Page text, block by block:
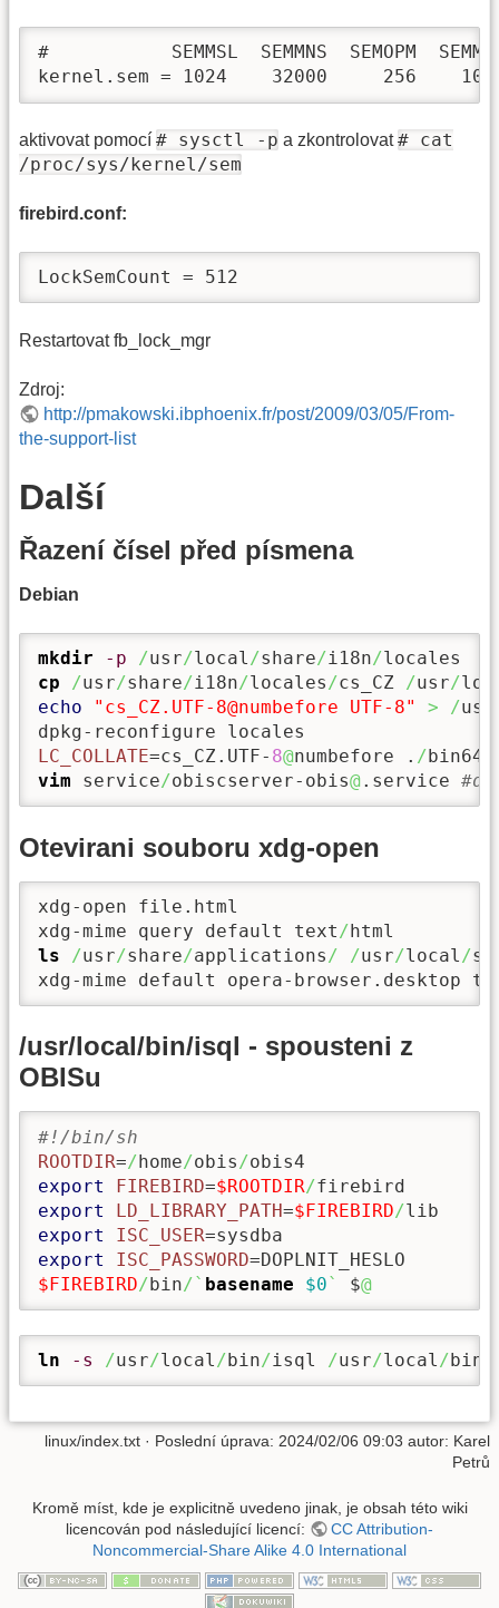
#           SEMMSL  SEMMNS  SEMOPM
kernel.sem = 1024    32000     256
aktivovat pomocí # sysctl -p a zkontrolovat# cat
/proc/sys/kernel/sem
firebird.conf:
LockSemCount = 512
Restartovat fb_lock_mgr
Zdroj:
http://pmakowski.ibphoenix.fr/post/2009/03/05/From-
the-support-list
Další
Řazení čísel před písmena
Debian
mkdir -p /usr/local/share/i18n/
cp
/usr/share/i18n/locales/cs_CZ /usr/
echo
"cs_CZ.UTF-8@numbefore UTF-8" > /usr
LC_COLLATE=cs_CZ.UTF- 8@numbefore . /bin64
vim service/obiscserver-obis@.service
Otevirani souboru xdg-open
xdg-open file.html
xdg-mime query default text /
ls
/usr/share/applications / /usr/local /
xdg-mime default opera-browser.desktop
/usr/local/bin/isql - spousteni z
OBISu
#!/bin/sh
ROOTDIR=/home/obis /
export
FIREBIRD=$ROOTDIR/
export
LD_LIBRARY_PATH=$FIREBIRD/
export
ISC_USER
export
ISC_PASSWORD
$FIREBIRD/bin/` basename $0` $@
ln -s /usr/local/ bin/isql /usr/local/ bin
linux/index.txt · Poslední úprava: 2024/02/06 09:03 autor: Karel
Petrů
Kromě míst, kde je explicitně uvedeno jinak, je obsah této wiki
licencován pod následující licencí:
CC Attribution-
Noncommercial-Share Alike 4.0 International